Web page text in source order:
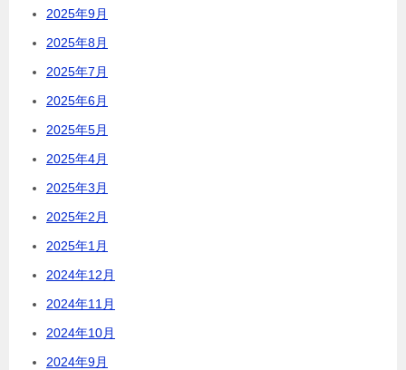
2025年9月
2025年8月
2025年7月
2025年6月
2025年5月
2025年4月
2025年3月
2025年2月
2025年1月
2024年12月
2024年11月
2024年10月
2024年9月